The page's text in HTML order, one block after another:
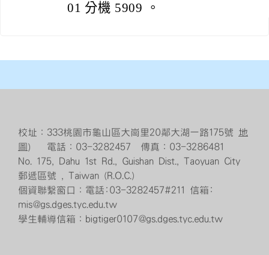
01 分機 5909 。
校址：333桃園市龜山區大崗里20鄰大湖一路175號 地
圖） 電話：03-3282457 傳真：03-3286481
No. 175, Dahu 1st Rd., Guishan Dist., Taoyuan City
郵遞區號 , Taiwan (R.O.C.)
個資聯繫窗口：電話:03-3282457#211 信箱:
mis@gs.dges.tyc.edu.tw
學生輔導信箱：bigtiger0107@gs.dges.tyc.edu.tw